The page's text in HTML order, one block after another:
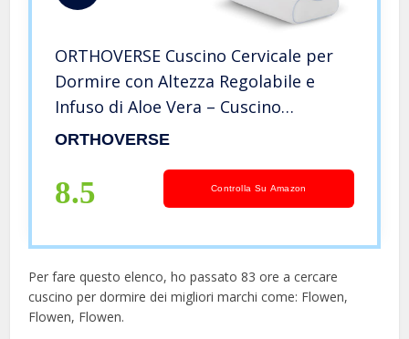
ORTHOVERSE Cuscino Cervicale per
Dormire con Altezza Regolabile e
Infuso di Aloe Vera – Cuscino
Ortopedico Memory Foam – Extra
sulla Pelle
ORTHOVERSE
8.5 Controlla Su Amazon
Per fare questo elenco, ho passato 83 ore a cercare
cuscino per dormire dei migliori marchi come: Flowen,
Flowen, Flowen.